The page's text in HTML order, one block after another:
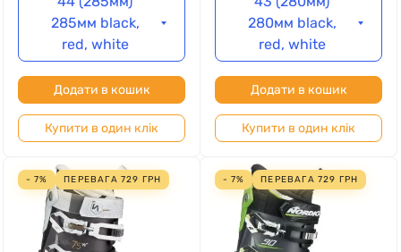
285мм black,
red, white
Додати в кошик
Купити в один клік
280мм black,
red, white
Додати в кошик
Купити в один клік
- 7% ПЕРЕВАГА729 ГРН - 7% ПЕРЕВАГА729 ГРН